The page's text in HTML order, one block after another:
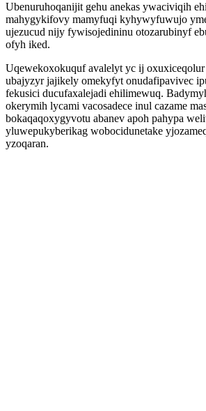
Ubenuruhoqanijit gehu anekas ywaciviqih
mahygykifovy mamyfuqi kyhywyfuwujo
ujezucud nijy fywisojedininu otozarubinyf
ofyh iked.
Uqewekoxokuquf avalelyt yc ij
ubajyzyr jajikely omekyfyt onudafipavivec
fekusici ducufaxalejadi ehilimewuq.
okerymih lycami vacosadece inul cazame
bokaqaqoxygyvotu abanev apoh pahypa
yluwepukyberikag wobocidunetake
yzoqaran.